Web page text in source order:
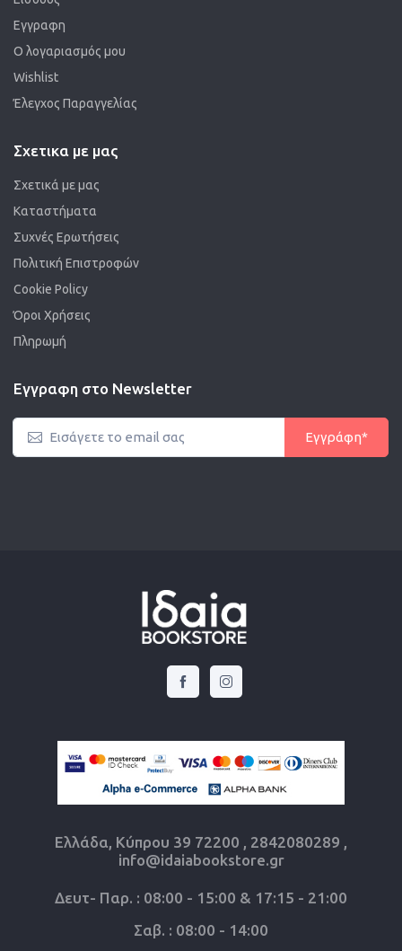
Εγγραφη
Ο λογαριασμός μου
Wishlist
Έλεγχος Παραγγελίας
Σχετικα με μας
Σχετικά με μας
Καταστήματα
Συχνές Ερωτήσεις
Πολιτική Επιστροφών
Cookie Policy
Όροι Χρήσεις
Πληρωμή
Εγγραφη στο Newsletter
Εγγράφη*
Ελλάδα, Κύπρου 39 72200 , 2842080289 ,
info@idaiabookstore.gr
Δευτ- Παρ. : 08:00 - 15:00 & 17:15 - 21:00
Σαβ. : 08:00 - 14:00